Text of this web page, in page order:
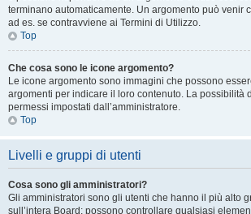
terminano automaticamente. Un argomento può venir
ad es. se contravviene ai Termini di Utilizzo.
Top
Che cosa sono le icone argomento?
Le icone argomento sono immagini che possono
argomenti per indicare il loro contenuto. La possibilità
permessi impostati dall’amministratore.
Top
Livelli e gruppi di utenti
Cosa sono gli amministratori?
Gli amministratori sono gli utenti che hanno il più alto
sull’intera Board; possono controllare qualsiasi